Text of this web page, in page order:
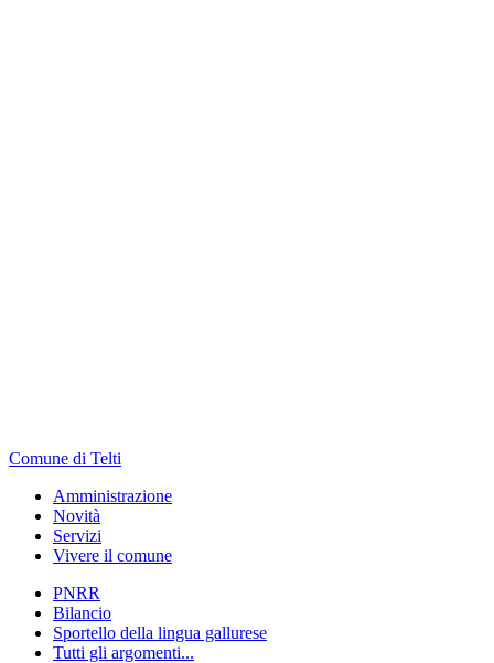
Comune di Telti
Amministrazione
Novità
Servizi
Vivere il comune
PNRR
Bilancio
Sportello della lingua gallurese
Tutti gli argomenti...